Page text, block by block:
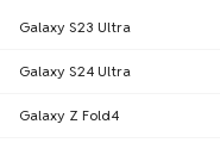
Galaxy S23 Ultra
Galaxy S24 Ultra
Galaxy Z Fold4